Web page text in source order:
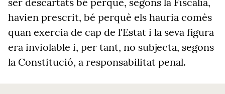
havien prescrit, bé perquè els hauria comès
quan exercia de cap de l'Estat i la seva figura
era inviolable i, per tant, no subjecta, segons
la Constitució, a responsabilitat penal.